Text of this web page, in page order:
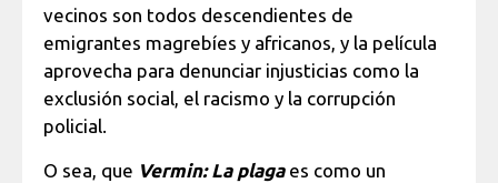
vecinos son todos descendientes de
emigrantes magrebíes y africanos, y la película
aprovecha para denunciar injusticias como la
exclusión social, el racismo y la corrupción
policial.
O sea, que Vermin: La plagaes como un